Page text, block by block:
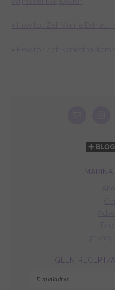
• How to : Zelf Vanille Extract
• How to : Zelf
GEEN RECEPT/